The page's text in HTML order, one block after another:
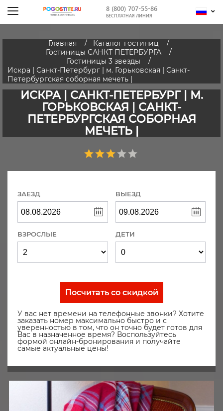
8 (800) 707-55-86
БЕСПЛАТНАЯ ЛИНИЯ
Главная
Каталог гостиниц
Гостиницы САНКТ ПЕТЕРБУРГА
Гостиницы 3 звезды
Искра | Санкт-Петербург | м. Горьковская | Санкт-
Петербургская соборная мечеть |
ИСКРА | САНКТ-ПЕТЕРБУРГ | М.
ГОРЬКОВСКАЯ | САНКТ-
ПЕТЕРБУРГСКАЯ СОБОРНАЯ
МЕЧЕТЬ |
ЗАЕЗД ВЫЕЗД
ВЗРОСЛЫЕ ДЕТИ
Посчитать со скидкой
У вас нет времени на телефонные звонки? Хотите
заказать номер максимально быстро и с
уверенностью в том, что он точно будет готов для
Вас в назначенное время? Воспользуйтесь
формой онлайн-бронирования и получайте
самые актуальные цены!